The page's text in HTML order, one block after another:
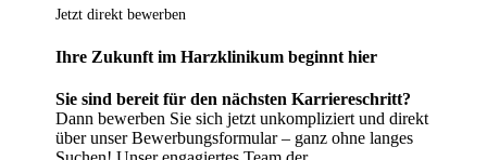
Jetzt direkt bewerben
Ihre Zukunft im Harzklinikum beginnt hier
Sie sind bereit für den nächsten Karriereschritt?
Dann bewerben Sie sich jetzt unkompliziert und direkt
über unser Bewerbungsformular – ganz ohne langes